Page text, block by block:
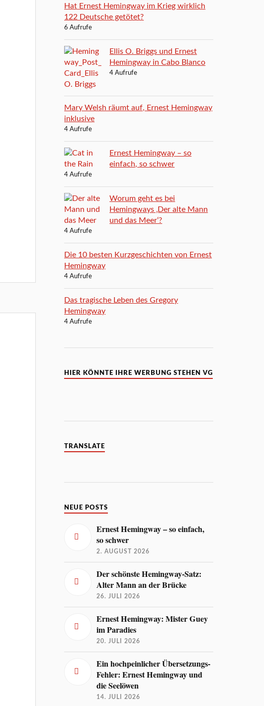
Hat Ernest Hemingway im Krieg wirklich
122 Deutsche getötet?
6 Aufrufe
Ellis O. Briggs und Ernest
Hemingway in Cabo Blanco
4 Aufrufe
Mary Welsh räumt auf, Ernest Hemingway
inklusive
4 Aufrufe
Ernest Hemingway – so
einfach, so schwer
4 Aufrufe
Worum geht es bei
Hemingways ‚Der alte Mann
und das Meer‘?
4 Aufrufe
Die 10 besten Kurzgeschichten von Ernest
Hemingway
4 Aufrufe
Das tragische Leben des Gregory
Hemingway
4 Aufrufe
HIER KÖNNTE IHRE WERBUNG STEHEN VG
TRANSLATE
NEUE POSTS
Ernest Hemingway – so einfach,
so schwer
2. AUGUST 2026
Der schönste Hemingway-Satz:
Alter Mann an der Brücke
26. JULI 2026
Ernest Hemingway: Mister Guey
im Paradies
20. JULI 2026
Ein hochpeinlicher Übersetzungs-
Fehler: Ernest Hemingway und
die Seelöwen
14. JULI 2026